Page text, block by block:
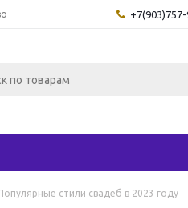
стили свадеб в 2023 году